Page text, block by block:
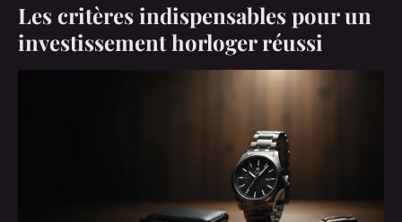
Les critères indispensables pour un
investissement horloger réussi